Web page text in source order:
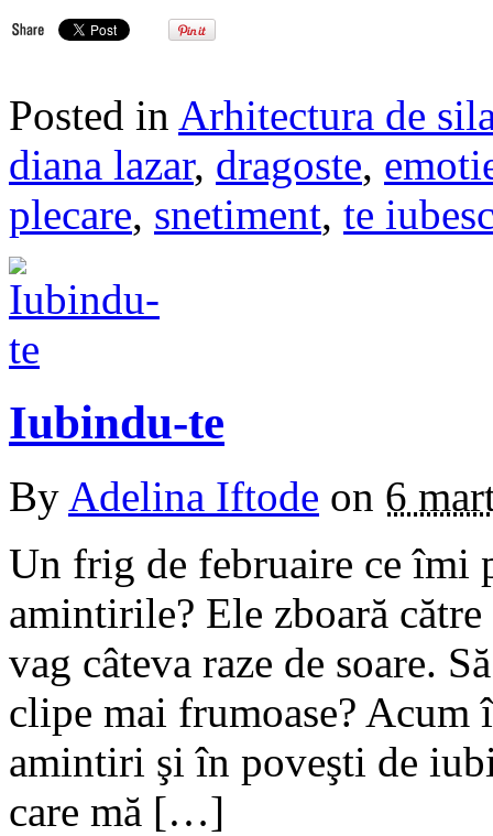
Posted in Arhitectura de
diana lazar, dragoste,
plecare, snetiment, te
Iubindu-te
By Adelina Iftode on 6
Un frig de februaire ce îmi
amintirile? Ele zboară
vag câteva raze de soare.
clipe mai frumoase?
amintiri şi în poveşti de
care mă […]